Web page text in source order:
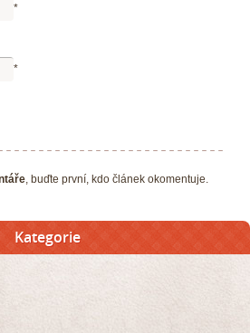
*
*
, buďte první, kdo článek okomentuje.
Kategorie